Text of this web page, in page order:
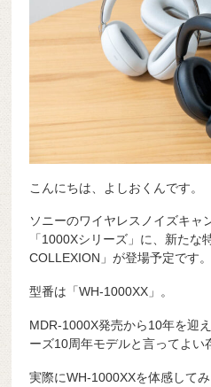
k
er
こんにちは、よしおくんです。
ソニーのワイヤレスノイズキャ
「1000Xシリーズ」に、新たな
COLLEXION」が登場予定です。
型番は「WH-1000XX」。
MDR-1000X発売から10年を迎
ーズ10周年モデルと言ってよい
実際にWH-1000XXを体感して